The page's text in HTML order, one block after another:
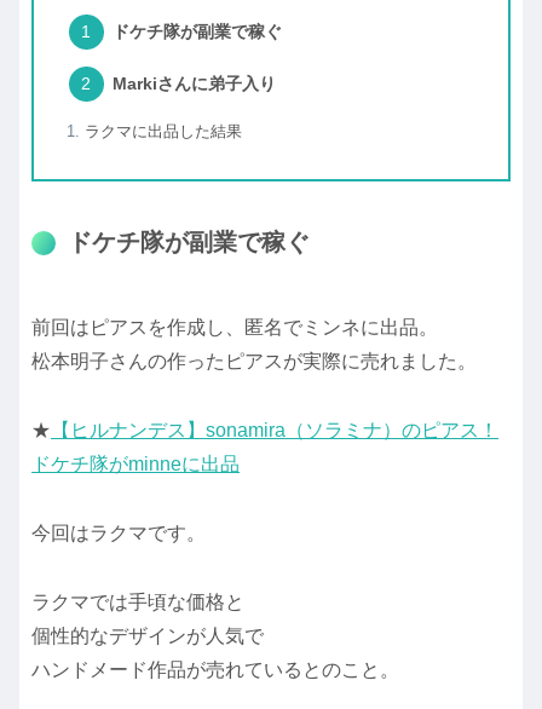
ドケチ隊が副業で稼ぐ
Markiさんに弟子入り
ラクマに出品した結果
ドケチ隊が副業で稼ぐ
前回はピアスを作成し、匿名でミンネに出品。
松本明子さんの作ったピアスが実際に売れました。
★ 【ヒルナンデス】sonamira（ソラミナ）のピアス！
ドケチ隊がminneに出品
今回はラクマです。
ラクマでは手頃な価格と
個性的なデザインが人気で
ハンドメード作品が売れているとのこと。